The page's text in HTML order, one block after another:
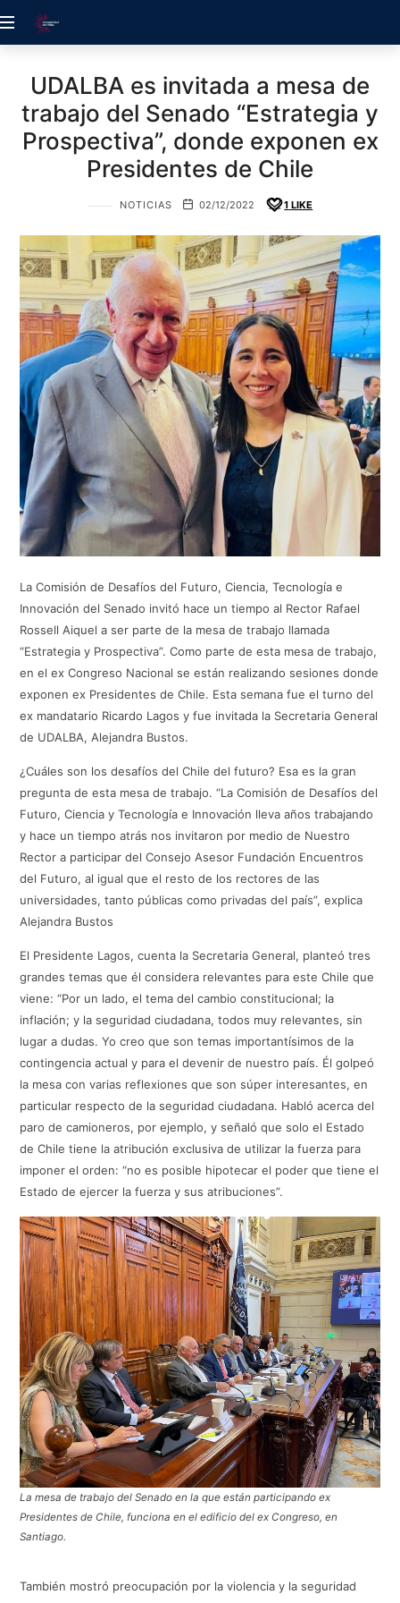
ACREDITACIÓN
UDALBA es invitada a mesa de
trabajo del Senado “Estrategia y
Prospectiva”, donde exponen ex
Presidentes de Chile
NOTICIAS 02/12/2022 1 LIKE
La Comisión de Desafíos del Futuro, Ciencia, Tecnología e
Innovación del Senado invitó hace un tiempo al Rector Rafael
Rossell Aiquel a ser parte de la mesa de trabajo llamada
“Estrategia y Prospectiva”. Como parte de esta mesa de trabajo,
en el ex Congreso Nacional se están realizando sesiones donde
exponen ex Presidentes de Chile. Esta semana fue el turno del
ex mandatario Ricardo Lagos y fue invitada la Secretaria General
de UDALBA, Alejandra Bustos.
¿Cuáles son los desafíos del Chile del futuro? Esa es la gran
pregunta de esta mesa de trabajo. “La Comisión de Desafíos del
Futuro, Ciencia y Tecnología e Innovación lleva años trabajando
y hace un tiempo atrás nos invitaron por medio de Nuestro
Rector a participar del Consejo Asesor Fundación Encuentros
del Futuro, al igual que el resto de los rectores de las
universidades, tanto públicas como privadas del país”, explica
Alejandra Bustos
El Presidente Lagos, cuenta la Secretaria General, planteó tres
grandes temas que él considera relevantes para este Chile que
viene: “Por un lado, el tema del cambio constitucional; la
inflación; y la seguridad ciudadana, todos muy relevantes, sin
lugar a dudas. Yo creo que son temas importantísimos de la
contingencia actual y para el devenir de nuestro país. Él golpeó
la mesa con varias reflexiones que son súper interesantes, en
particular respecto de la seguridad ciudadana. Habló acerca del
paro de camioneros, por ejemplo, y señaló que solo el Estado
de Chile tiene la atribución exclusiva de utilizar la fuerza para
imponer el orden: “no es posible hipotecar el poder que tiene el
Estado de ejercer la fuerza y sus atribuciones”.
La mesa de trabajo del Senado en la que están participando ex
Presidentes de Chile, funciona en el edificio del ex Congreso, en
Santiago.
También mostró preocupación por la violencia y la seguridad